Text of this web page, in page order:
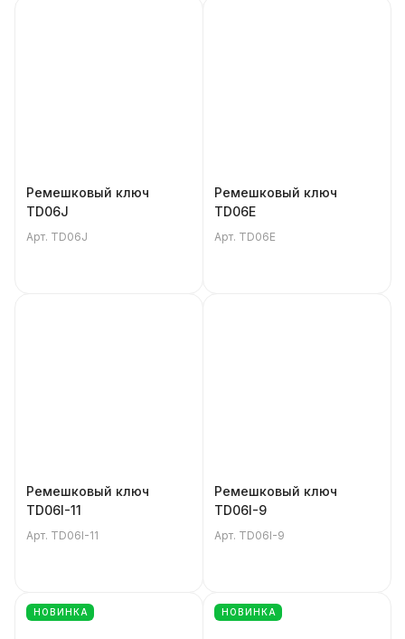
Ремешковый ключ
TD06J
Арт. TD06J
Ремешковый ключ
TD06E
Арт. TD06E
Ремешковый ключ
TD06I-11
Арт. TD06I-11
Ремешковый ключ
TD06I-9
Арт. TD06I-9
НОВИНКА НОВИНКА